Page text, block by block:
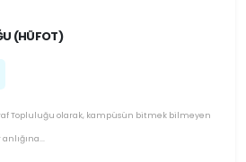
(HÜFOT)
Topluluğu olarak, kampüsün bitmek bilmeyen